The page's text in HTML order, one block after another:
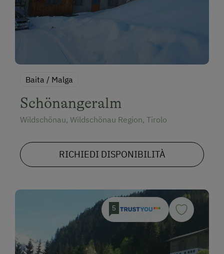
Baita / Malga
Schönangeralm
Wildschönau, Wildschönau Region, Tirolo
RICHIEDI DISPONIBILITÀ
5